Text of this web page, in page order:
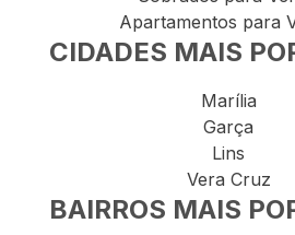
Apartamentos para
CIDADES MAIS
Marília
Garça
Lins
Vera Cruz
BAIRROS MAIS